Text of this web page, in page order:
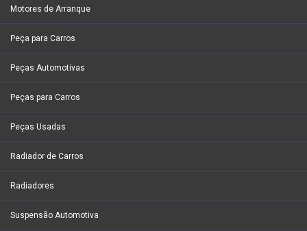
Motores de Arranque
Peça para Carros
Peças Automotivas
Peças para Carros
Peças Usadas
Radiador de Carros
Radiadores
Suspensão Automotiva